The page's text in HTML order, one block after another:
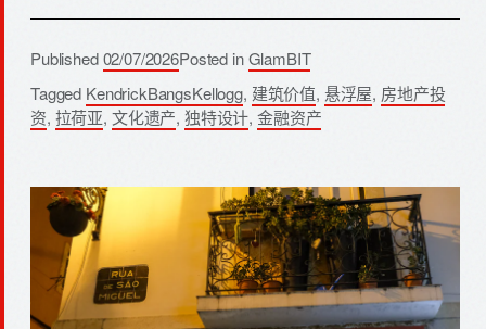
Published02/07/2026Posted inGlamBIT
Tagged KendrickBangsKellogg, 建筑价值, 悬浮屋, 房地产投
资, 拉荷亚, 文化遗产, 独特设计,金融资产